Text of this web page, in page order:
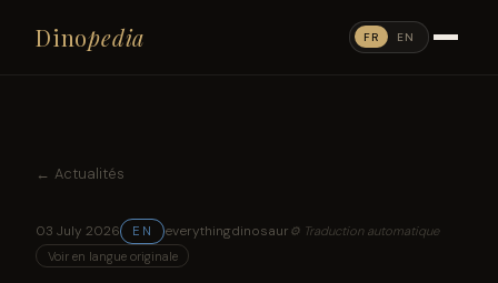
Dinopedia FR EN
← Actualités
03 July 2026 EN everythingdinosaur ⚙ Traduction automatique
Voir en langue originale